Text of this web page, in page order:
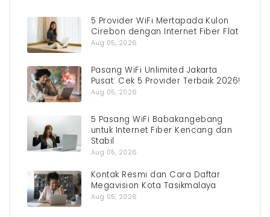
5 Provider WiFi Mertapada Kulon
Cirebon dengan Internet Fiber Flat
Aug 05, 2026
Pasang WiFi Unlimited Jakarta
Pusat: Cek 5 Provider Terbaik 2026!
Aug 05, 2026
5 Pasang WiFi Babakangebang
untuk Internet Fiber Kencang dan
Stabil
Aug 05, 2026
Kontak Resmi dan Cara Daftar
Megavision Kota Tasikmalaya
Aug 05, 2026